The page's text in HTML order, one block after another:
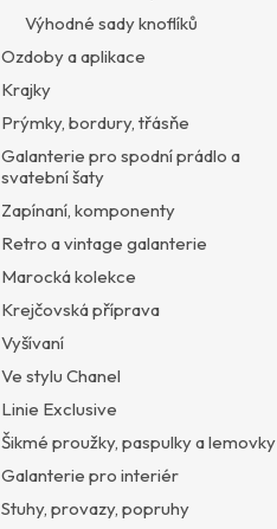
Výhodné sady knoflíků
Ozdoby a aplikace
Krajky
Prýmky, bordury, třásňe
Galanterie pro spodní prádlo a
svatební šaty
Zapínaní, komponenty
Retro a vintage galanterie
Marocká kolekce
Krejčovská příprava
Vyšívaní
Ve stylu Chanel
Linie Exclusive
Šikmé proužky, paspulky a lemovky
Galanterie pro interiér
Stuhy, provazy, popruhy